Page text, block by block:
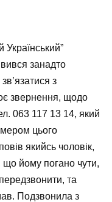
Український”
занадто
з
звернення, щодо
063 117 13 14, який
цього
якийсь чоловік,
йому погано чути,
та
Подзвонила з